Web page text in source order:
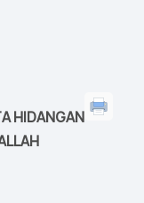
HIDANGAN